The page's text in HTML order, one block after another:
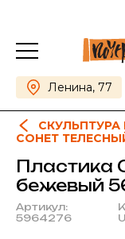
Ленина, 77
СКУЛЬПТУРА
СОНЕТ
Пластика
бежевый
Артикул:
5964276